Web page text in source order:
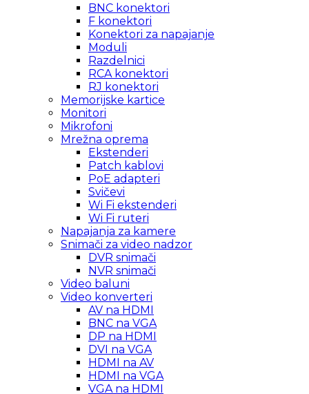
BNC konektori
F konektori
Konektori za napajanje
Moduli
Razdelnici
RCA konektori
RJ konektori
Memorijske kartice
Monitori
Mikrofoni
Mrežna oprema
Ekstenderi
Patch kablovi
PoE adapteri
Svičevi
Wi Fi ekstenderi
Wi Fi ruteri
Napajanja za kamere
Snimači za video nadzor
DVR snimači
NVR snimači
Video baluni
Video konverteri
AV na HDMI
BNC na VGA
DP na HDMI
DVI na VGA
HDMI na AV
HDMI na VGA
VGA na HDMI